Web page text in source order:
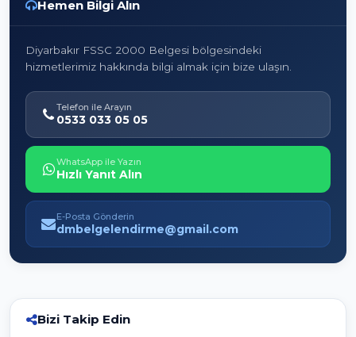
Hemen Bilgi Alın
Diyarbakır FSSC 2000 Belgesi bölgesindeki
hizmetlerimiz hakkında bilgi almak için bize ulaşın.
Telefon ile Arayın
0533 033 05 05
WhatsApp ile Yazın
Hızlı Yanıt Alın
E-Posta Gönderin
dmbelgelendirme@gmail.com
Bizi Takip Edin